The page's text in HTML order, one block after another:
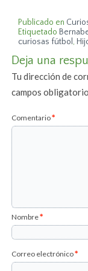
Publicado en
Etiquetado
curiosas fútbol,
Deja una
Tu dirección de
campos
Comentario*
Nombre*
Correo electrónico*